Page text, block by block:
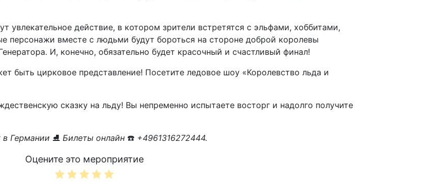
увлекательное действие, в котором зрители встретятся с эльфами, хоббитами,
персонажи вместе с людьми будут бороться на стороне доброй королевы
И, конечно, обязательно будет красочный и счастливый финал!
быть цирковое представление! Посетите ледовое шоу «Королевство льда и
сказку на льду! Вы непременно испытаете восторг и надолго получите
в Германии ⛸️ Билеты онлайн ☎️ +4961316272444.
Оцените это мероприятие